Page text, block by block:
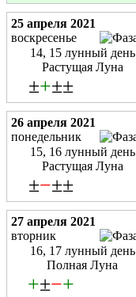
25 апреля 2021
воскресенье
14, 15 лунный день
Растущая Луна
±+±±
26 апреля 2021
понедельник
15, 16 лунный день
Растущая Луна
±−±±
27 апреля 2021
вторник
16, 17 лунный день
Полная Луна
+±−+